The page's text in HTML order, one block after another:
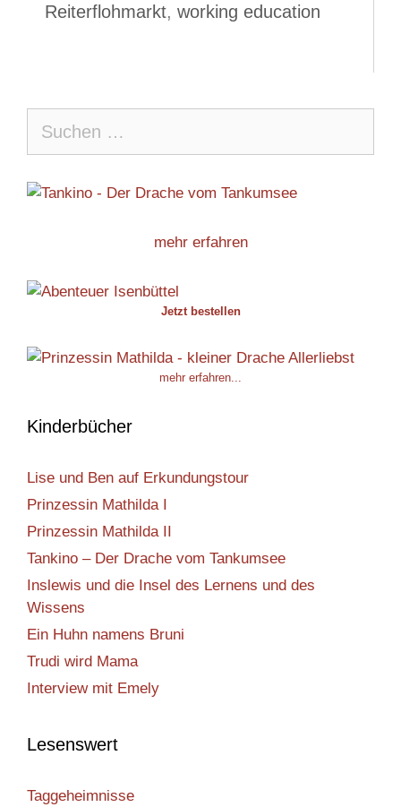
Reiterflohmarkt, working education
nach:
mehr erfahren
Jetzt bestellen
mehr erfahren...
Kinderbücher
Lise und Ben auf Erkundungstour
Prinzessin Mathilda I
Prinzessin Mathilda II
Tankino – Der Drache vom Tankumsee
Inslewis und die Insel des Lernens und des
Wissens
Ein Huhn namens Bruni
Trudi wird Mama
Interview mit Emely
Lesenswert
Taggeheimnisse